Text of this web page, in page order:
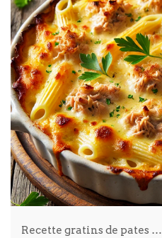
Recette gratins de pates …